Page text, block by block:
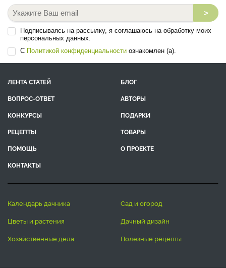
>
Подписываясь на рассылку, я соглашаюсь на обработку моих
персональных данных.
С Политикой конфиденциальности ознакомлен (а).
ЛЕНТА СТАТЕЙ
БЛОГ
ВОПРОС-ОТВЕТ
АВТОРЫ
КОНКУРСЫ
ПОДАРКИ
РЕЦЕПТЫ
ТОВАРЫ
ПОМОЩЬ
О ПРОЕКТЕ
КОНТАКТЫ
календарь дачника
сад и огород
цветы и растения
дачный дизайн
хозяйственные дела
полезные рецепты